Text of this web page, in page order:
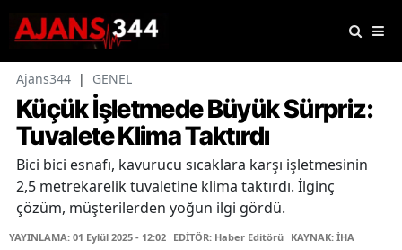
Ajans344 | GENEL
Küçük İşletmede Büyük Sürpriz:
Tuvalete Klima Taktırdı
Bici bici esnafı, kavurucu sıcaklara karşı işletmesinin
2,5 metrekarelik tuvaletine klima taktırdı. İlginç
çözüm, müşterilerden yoğun ilgi gördü.
YAYINLAMA: 01 Eylül 2025 - 12:02 EDİTÖR: Haber Editörü KAYNAK: İHA